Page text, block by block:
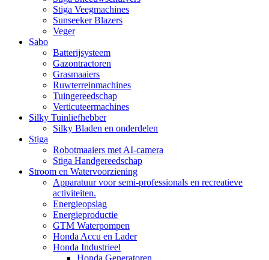
Stiga Veegmachines
Sunseeker Blazers
Veger
Sabo
Batterijsysteem
Gazontractoren
Grasmaaiers
Ruwterreinmachines
Tuingereedschap
Verticuteermachines
Silky Tuinliefhebber
Silky Bladen en onderdelen
Stiga
Robotmaaiers met AI-camera
Stiga Handgereedschap
Stroom en Watervoorziening
Apparatuur voor semi-professionals en recreatieve
activiteiten.
Energieopslag
Energieproductie
GTM Waterpompen
Honda Accu en Lader
Honda Industrieel
Honda Generatoren